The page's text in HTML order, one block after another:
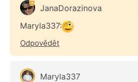
JanaDorazinova
Maryla337:
Odpovědět
Maryla337